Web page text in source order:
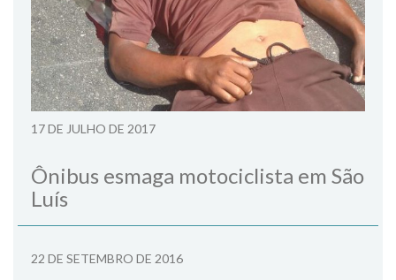
17 DE JULHO DE 2017
Ônibus esmaga motociclista em São
Luís
22 DE SETEMBRO DE 2016